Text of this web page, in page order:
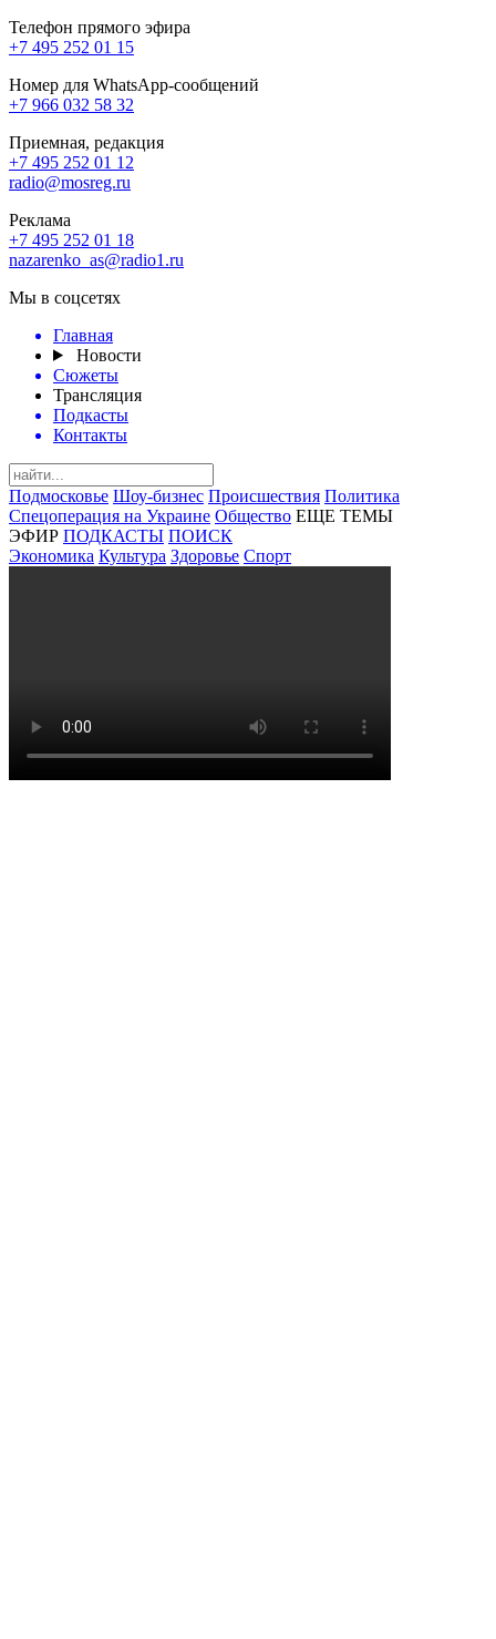
Телефон прямого эфира
+7 495 252 01 15
Номер для WhatsApp-сообщений
+7 966 032 58 32
Приемная, редакция
+7 495 252 01 12
radio@mosreg.ru
Реклама
+7 495 252 01 18
nazarenko_as@radio1.ru
Мы в соцсетях
Главная
Новости
Сюжеты
Трансляция
Подкасты
Контакты
Подмосковье Шоу-бизнес Происшествия Политика
Спецоперация на Украине Общество ЕЩЕ ТЕМЫ
ЭФИР ПОДКАСТЫ ПОИСК
Экономика Культура Здоровье Спорт